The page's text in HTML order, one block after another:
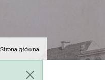
Strona główna